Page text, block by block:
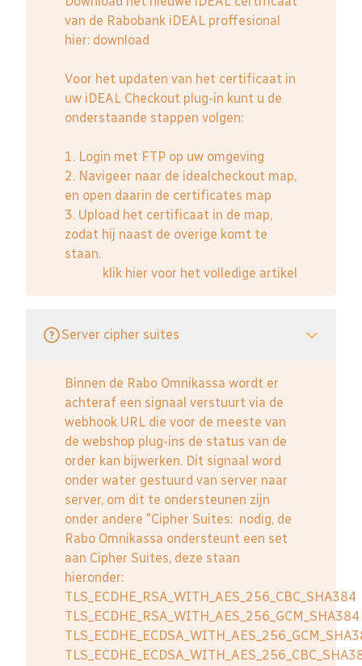
van de Rabobank iDEAL proffesional
hier: download
Voor het updaten van het certificaat in
uw iDEAL Checkout plug-in kunt u de
onderstaande stappen volgen:
1. Login met FTP op uw omgeving
2. Navigeer naar de idealcheckout map,
en open daarin de certificates map
3. Upload het certificaat in de map,
zodat hij naast de overige komt te
staan.
klik hier voor het volledige artikel
Server cipher suites
Binnen de Rabo Omnikassa wordt er
achteraf een signaal verstuurt via de
webhook URL die voor de meeste van
de webshop plug-ins de status van de
order kan bijwerken. Dit signaal word
onder water gestuurd van server naar
server, om dit te ondersteunen zijn
onder andere "Cipher Suites: nodig, de
Rabo Omnikassa ondersteunt een set
aan Cipher Suites, deze staan
hieronder:
TLS_ECDHE_RSA_WITH_AES_256_CBC_SHA384
TLS_ECDHE_RSA_WITH_AES_256_GCM_SHA384